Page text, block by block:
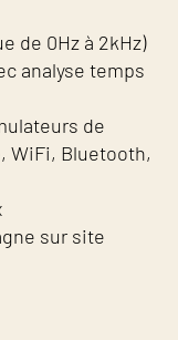
de 0Hz à 2kHz)
analyse temps
de
WiFi, Bluetooth,
sur site